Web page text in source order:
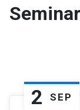
2 SEP